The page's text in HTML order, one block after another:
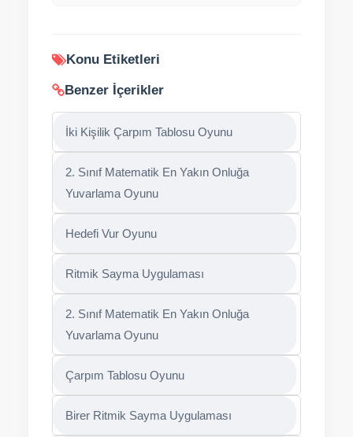
Konu Etiketleri
Benzer İçerikler
İki Kişilik Çarpım Tablosu Oyunu
2. Sınıf Matematik En Yakın Onluğa
Yuvarlama Oyunu
Hedefi Vur Oyunu
Ritmik Sayma Uygulaması
2. Sınıf Matematik En Yakın Onluğa
Yuvarlama Oyunu
Çarpım Tablosu Oyunu
Birer Ritmik Sayma Uygulaması